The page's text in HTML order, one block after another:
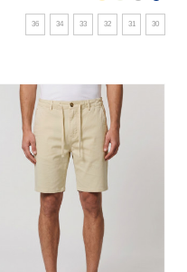
30
31
32
33
34
36